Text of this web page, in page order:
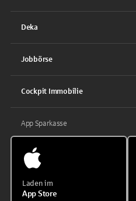
Deka
Jobbörse
Cockpit Immobilie
App Sparkasse
Laden im
App Store